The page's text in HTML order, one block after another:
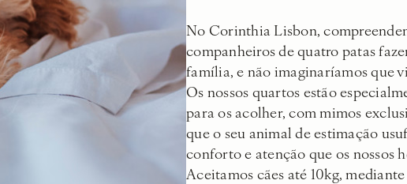
No Corinthia Lisbon,
companheiros de quatro patas
família, e não imaginaríamos que
Os nossos quartos estão
para os acolher, com mimos
que o seu animal de estimação
conforto e atenção que os nossos
Aceitamos cães até 10kg,